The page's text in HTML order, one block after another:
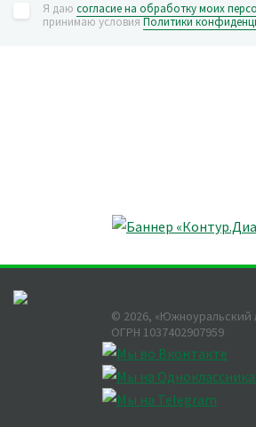
Я даю согласие на обработку моих
принимаю условияПолитики
© 2026, «Южноуральский
ОГРН 1037402907959